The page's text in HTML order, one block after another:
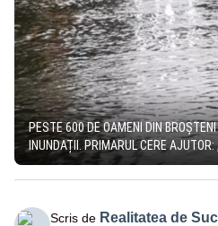
PESTE 600 DE OAMENI DIN
INUNDAȚII. PRIMARUL CERE AJUTOR:
Scris de Realitatea de